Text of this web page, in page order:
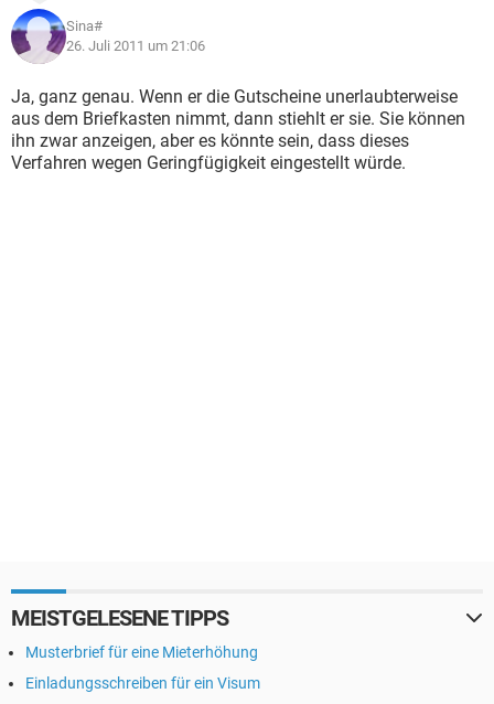
Sina#
26. Juli 2011 um 21:06
Ja, ganz genau. Wenn er die Gutscheine unerlaubterweise
aus dem Briefkasten nimmt, dann stiehlt er sie. Sie können
ihn zwar anzeigen, aber es könnte sein, dass dieses
Verfahren wegen Geringfügigkeit eingestellt würde.
MEISTGELESENE TIPPS
Musterbrief für eine Mieterhöhung
Einladungsschreiben für ein Visum